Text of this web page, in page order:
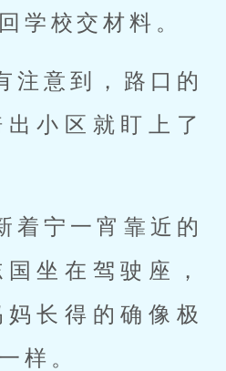
学校交材料。
注意到，路口的
小区就盯上了
着宁一宵靠近的
坐在驾驶座，
长得的确像极
样。